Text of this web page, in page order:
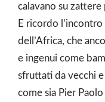
calavano su zattere
E ricordo
dell’Africa, che
e ingenui come
sfruttati da vecchi
come sia Pier